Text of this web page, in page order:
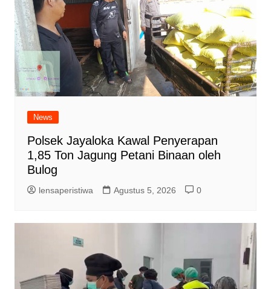
News
Polsek Jayaloka Kawal Penyerapan
1,85 Ton Jagung Petani Binaan oleh
Bulog
lensaperistiwa Agustus 5, 2026 0